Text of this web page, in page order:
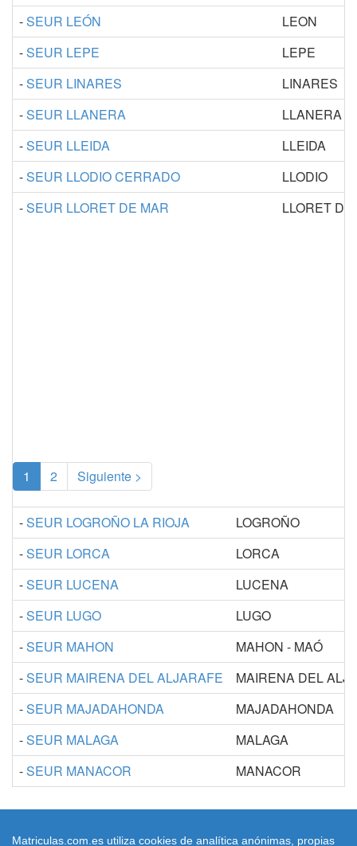
-SEUR LEÓN
LEON
-SEUR LEPE
LEPE
-SEUR LINARES
LINARES
-SEUR LLANERA
LLANERA
-SEUR LLEIDA
LLEIDA
-SEUR LLODIO CERRADO
LLODIO
-SEUR LLORET DE MAR LLORET DE
1 (current)
2 Siguiente >
-SEUR LOGROÑO LA RIOJA
LOGROÑO
-SEUR LORCA
LORCA
-SEUR LUCENA
LUCENA
-SEUR LUGO
LUGO
-SEUR MAHON
MAHON - MAÓ
-SEUR MAIRENA DEL ALJARAFE
MAIRENA DEL
-SEUR MAJADAHONDA
MAJADAHONDA
-SEUR MALAGA
MALAGA
-SEUR MANACOR MANACOR
Matriculas.com.es utiliza cookies de analítica anónimas, propias